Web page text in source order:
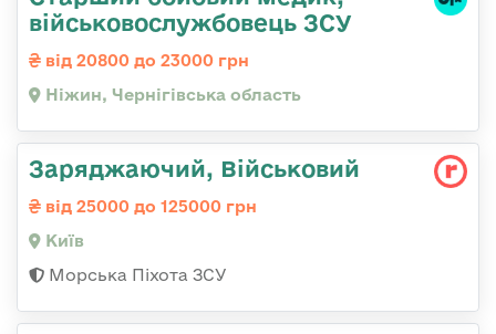
військовослужбовець ЗСУ
від 20800 до 23000 грн
Ніжин, Чернігівська область
Заряджаючий, Військовий
від 25000 до 125000 грн
Київ
Морська Піхота ЗСУ